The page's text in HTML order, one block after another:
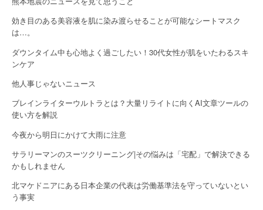
a
t
i
o
n
効き目のある美容液を肌に染み渡らせることが可能なシートマスク
は…。
ダウンタイム中も心地よく過ごしたい！30代女性が肌をいたわるスキ
ンケア
他人事じゃないニュース
ブレインライターウルトラとは？大量リライトに向くAI文章ツールの
使い方を解説
今夜から明日にかけて大雨に注意
サラリーマンのスーツクリーニング|その悩みは「宅配」で解決できる
かもしれません
北マケドニアにある日本企業の代表は労働基準法を守っていないとい
う事実